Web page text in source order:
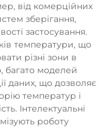
від комерційних
зберігання,
застосування.
температури, що
різні зони в
багато моделей
даних, що дозволяє
температур і
Інтелектуальні
роботу